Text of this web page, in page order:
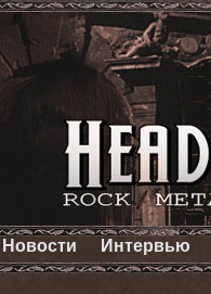
Новости Интервью